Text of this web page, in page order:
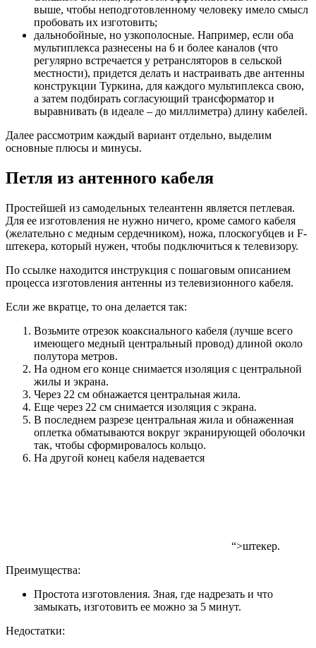
выше, чтобы неподготовленному человеку имело смысл
пробовать их изготовить;
дальнобойные, но узкополосные. Например, если оба
мультиплекса разнесены на 6 и более каналов (что
регулярно встречается у ретрансляторов в сельской
местности), придется делать и настраивать две антенны
конструкции Туркина, для каждого мультиплекса свою,
а затем подбирать согласующий трансформатор и
выравнивать (в идеале – до миллиметра) длину кабелей.
Далее рассмотрим каждый вариант отдельно, выделим
основные плюсы и минусы.
Петля из антенного кабеля
Простейшей из самодельных телеантенн является петлевая.
Для ее изготовления не нужно ничего, кроме самого кабеля
(желательно с медным сердечником), ножа, плоскогубцев и F-
штекера, который нужен, чтобы подключиться к телевизору.
По ссылке находится инструкция с пошаговым описанием
процесса изготовления антенны из телевизионного кабеля.
Если же вкратце, то она делается так:
Возьмите отрезок коаксиального кабеля (лучше всего
имеющего медный центральный провод) длиной около
полутора метров.
На одном его конце снимается изоляция с центральной
жилы и экрана.
Через 22 см обнажается центральная жила.
Еще через 22 см снимается изоляция с экрана.
В последнем разрезе центральная жила и обнаженная
оплетка обматываются вокруг экранирующей оболочки
так, чтобы сформировалось кольцо.
На другой конец кабеля надевается
“>штекер.
Преимущества:
Простота изготовления. Зная, где надрезать и что
замыкать, изготовить ее можно за 5 минут.
Недостатки: